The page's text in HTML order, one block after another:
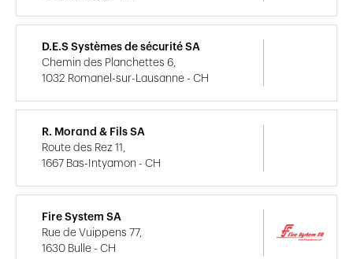
D.E.S Systèmes de sécurité SA
Chemin des Planchettes 6,
1032 Romanel-sur-Lausanne - CH
R. Morand & Fils SA
Route des Rez 11,
1667 Bas-Intyamon - CH
Fire System SA
Rue de Vuippens 77,
1630 Bulle - CH